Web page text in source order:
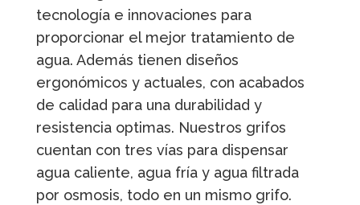
tecnología e innovaciones para
proporcionar el mejor tratamiento de
agua. Además tienen diseños
ergonómicos y actuales, con acabados
de calidad para una durabilidad y
resistencia optimas. Nuestros grifos
cuentan con tres vías para dispensar
agua caliente, agua fría y agua filtrada
por osmosis, todo en un mismo grifo.